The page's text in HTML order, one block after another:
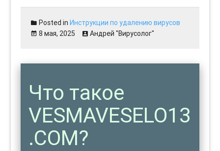
Posted inИнструкции по удалению вирусов
8 мая, 2025
Андрей "Вирусолог"
Что такое
VESMAVESELO13
.COM?